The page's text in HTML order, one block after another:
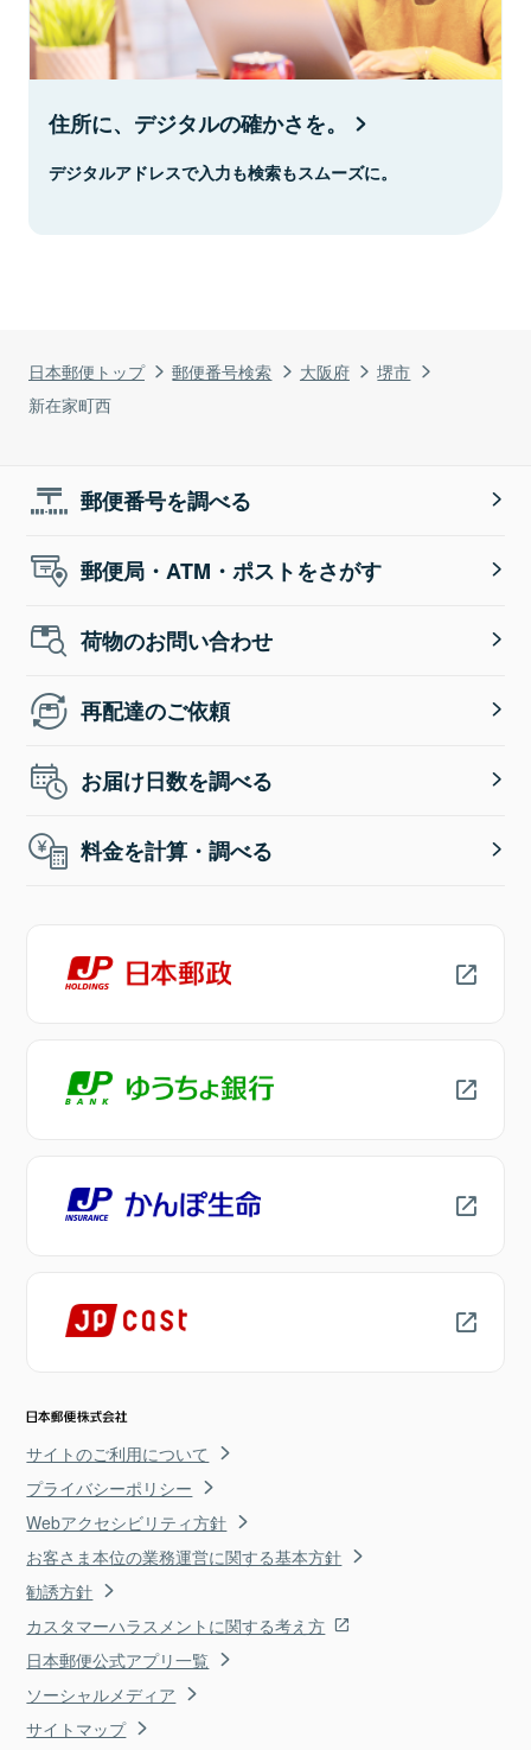
日本郵便トップ 郵便番号検索 大阪府
堺市
新在家町西
住所に、デジタルの確かさを。
デジタルアドレスで入力も検索もスムーズに。
郵便番号を調べる
郵便局・ATM・ポストをさがす
荷物のお問い合わせ
再配達のご依頼
お届け日数を調べる
料金を計算・調べる
サイトのご利用について
プライバシーポリシー
Webアクセシビリティ方針
お客さま本位の業務運営に関する基本方針
勧誘方針
カスタマーハラスメントに関する考え方
日本郵便公式アプリ一覧
ソーシャルメディア
サイトマップ